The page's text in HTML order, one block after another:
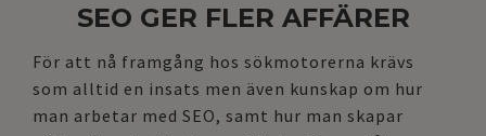
SEO GER FLER AFFÄRER
För att nå framgång hos sökmotorerna krävs
som alltid en insats men även kunskap om hur
man arbetar med SEO, samt hur man skapar